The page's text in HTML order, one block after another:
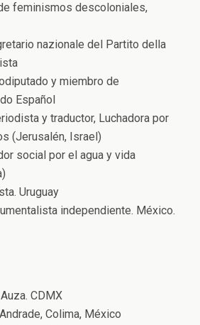
feminismos descoloniales,
nazionale del Partito della
y miembro de
Español
y traductor, Luchadora por
(Jerusalén, Israel)
social por el agua y vida
Uruguay
independiente. México.
CDMX
Colima, México